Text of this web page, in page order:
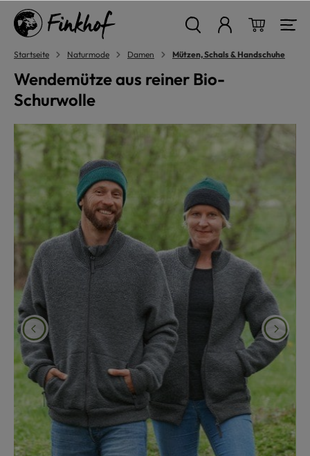
springen
Startseite Naturmode Damen Mützen, Schals & Handschuhe
Wendemütze aus reiner Bio-
Schurwolle
Bildergalerie überspringen